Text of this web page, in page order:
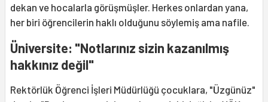
dekan ve hocalarla görüşmüşler. Herkes onlardan yana,
her biri öğrencilerin haklı olduğunu söylemiş ama nafile.
Üniversite: "Notlarınız sizin kazanılmış
hakkınız değil"
Rektörlük Öğrenci İşleri Müdürlüğü çocuklara, "Üzgünüz"